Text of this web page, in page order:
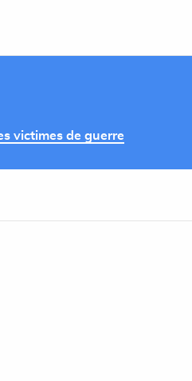
victimes de guerre